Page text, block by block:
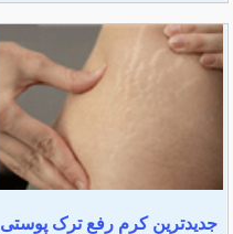
جدیدترین کرم رفع ترک پوستی